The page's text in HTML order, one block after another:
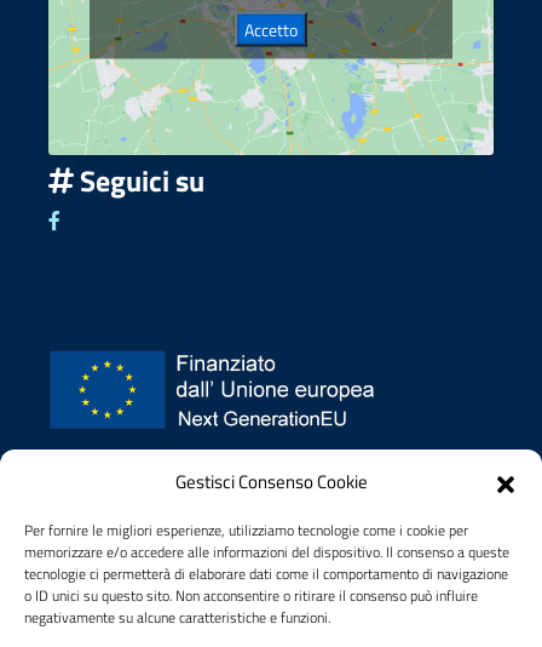
Gestisci Consenso Cookie
Per fornire le migliori esperienze, utilizziamo tecnologie come i cookie per
memorizzare e/o accedere alle informazioni del dispositivo. Il consenso a queste
tecnologie ci permetterà di elaborare dati come il comportamento di navigazione
o ID unici su questo sito. Non acconsentire o ritirare il consenso può influire
negativamente su alcune caratteristiche e funzioni.
Accetto
Seguici su
Dichiarazione di accessibilità
Note legali